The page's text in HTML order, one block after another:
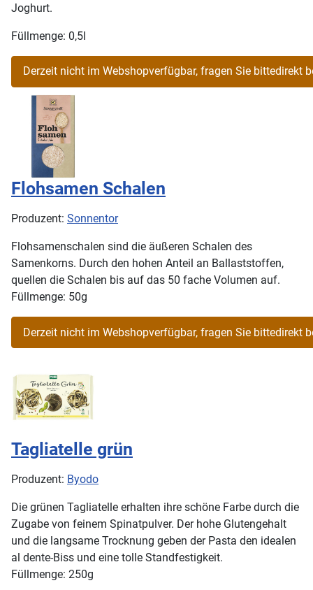
Joghurt.
Füllmenge: 0,5l
Flohsamen Schalen
Produzent: Sonnentor
Flohsamenschalen sind die äußeren Schalen des
Samenkorns. Durch den hohen Anteil an Ballaststoffen,
quellen die Schalen bis auf das 50 fache Volumen auf.
Füllmenge: 50g
Tagliatelle grün
Produzent: Byodo
Die grünen Tagliatelle erhalten ihre schöne Farbe durch die
Zugabe von feinem Spinatpulver. Der hohe Glutengehalt
und die langsame Trocknung geben der Pasta den idealen
al dente-Biss und eine tolle Standfestigkeit.
Füllmenge: 250g